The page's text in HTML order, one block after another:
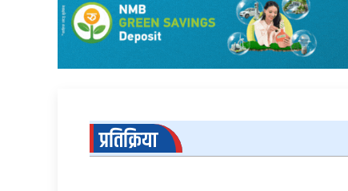
प्रतिक्रिया